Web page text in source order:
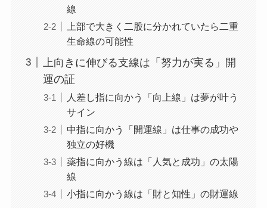
線
上部で大きく二股に分かれていたら二重
生命線の可能性
上向きに伸びる支線は「努力が実る」開
運の証
人差し指に向かう「向上線」は夢が叶う
サイン
中指に向かう「開運線」は仕事の成功や
独立の好機
薬指に向かう線は「人気と成功」の太陽
線
小指に向かう線は「財と知性」の財運線